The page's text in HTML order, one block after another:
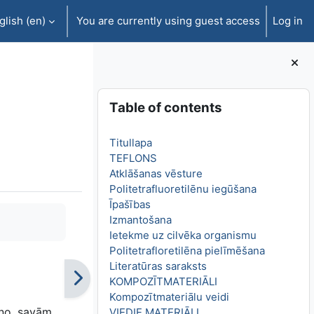
‎(en)‎ You are currently using guest access Log in
Blocks
Skip Table of contents
Table of contents
Titullapa
TEFLONS
Atklāšanas vēsture
Politetrafluoretilēnu iegūšana
Īpašības
Izmantošana
Ietekme uz cilvēka organismu
Politetrafloretilēna pielīmēšana
Literatūras saraksts
KOMPOZĪTMATERIĀLI
Kompozītmateriālu veidi